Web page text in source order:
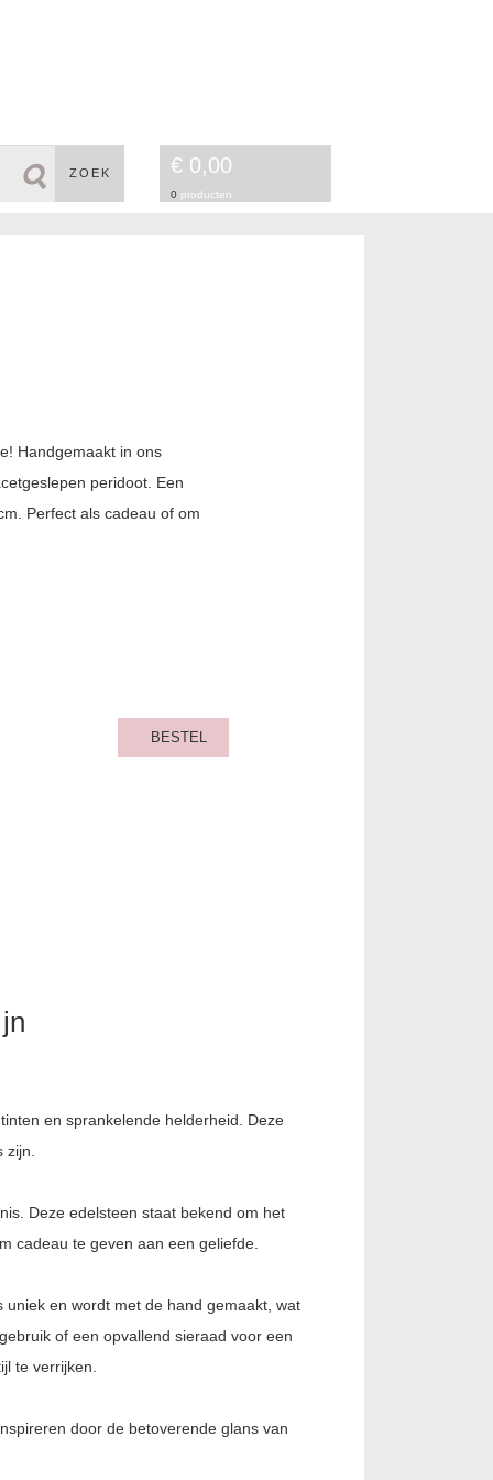
€ 0,00
0 producten
ZOEK
Handgemaakt in ons
peridoot. Een
Perfect als cadeau of om
BESTEL
en sprankelende helderheid. Deze
Deze edelsteen staat bekend om het
cadeau te geven aan een geliefde.
en wordt met de hand gemaakt, wat
of een opvallend sieraad voor een
te verrijken.
door de betoverende glans van